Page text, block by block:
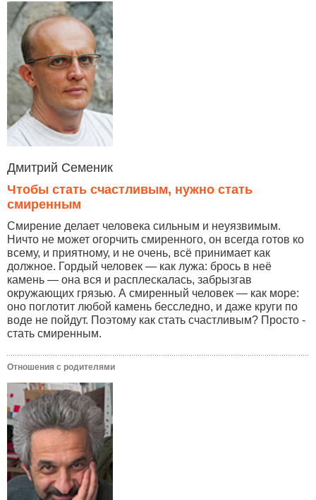
Дмитрий Семеник
Чтобы стать счастливым, нужно стать
смиренным
Смирение делает человека сильным и неуязвимым.
Ничто не может огорчить смиренного, он всегда готов ко
всему, и приятному, и не очень, всё принимает как
должное. Гордый человек — как лужа: брось в неё
камень — она вся и расплескалась, забрызгав
окружающих грязью. А смиренный человек — как море:
оно поглотит любой камень бесследно, и даже круги по
воде не пойдут. Поэтому как стать счастливым? Просто -
стать смиренным.
Отношения с родителями